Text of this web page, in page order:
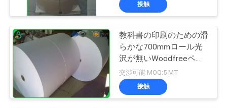
接触
教科書の印刷のための滑
らかな700mmロール光
沢が無いWoodfreeペー
パー60g
交渉可能 MOQ:5 MT
接触